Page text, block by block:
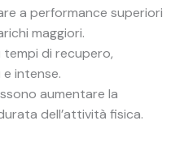
a performance superiori
maggiori.
di recupero,
intense.
aumentare la
dell’attività fisica.